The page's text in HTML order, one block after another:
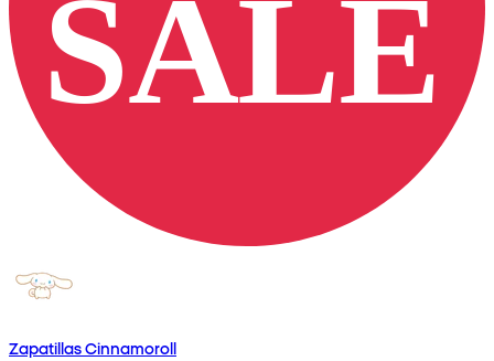
Zapatillas Cinnamoroll